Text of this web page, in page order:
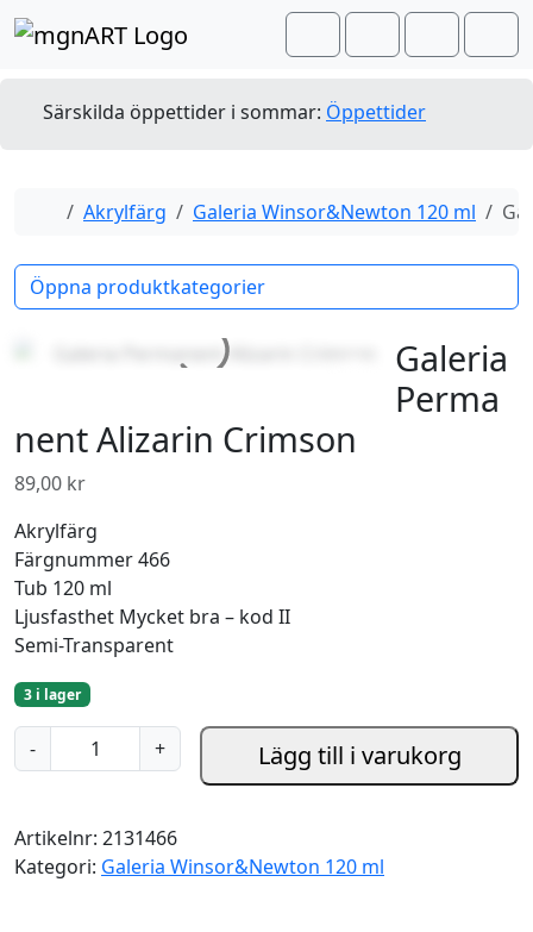
Skip to content
Skip to footer
SearchAccount
Cart
Särskilda öppettider i sommar: Öppettider
Home
Akrylfärg Galeria Winsor&Newton 120 ml
Öppna produktkategorier
Galeria
Perma
nent Alizarin Crimson
89,00 kr
Akrylfärg
Färgnummer 466
Tub 120 ml
Ljusfasthet Mycket bra – kod II
Semi-Transparent
3 i lager
-
a
e
r
i
+ Lägg till i varukorg
Artikelnr: 2131466
Kategori: Galeria Winsor&Newton 120 ml